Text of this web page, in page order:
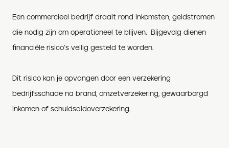
Een commercieel bedrijf draait rond inkomsten, geldstromen
die nodig zijn om operationeel te blijven. Bijgevolg dienen
financiële risico’s veilig gesteld te worden.
Dit risico kan je opvangen door een verzekering
bedrijfsschade na brand, omzetverzekering, gewaarborgd
inkomen of schuldsaldoverzekering.